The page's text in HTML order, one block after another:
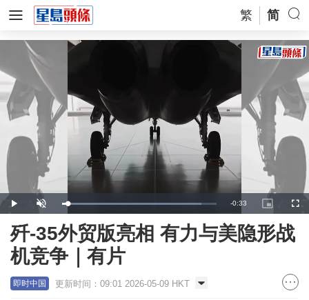
繁 简
Play Unmute Loaded:
90.38%
Remaining
Time
-0:33
Picture-
in-
歼-35外贸版亮相 有力与美隐形战
机竞争｜有片
即时中国 更新时间：09:01 2026-05-09 HKT